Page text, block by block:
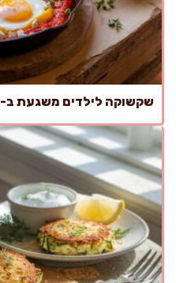
שקשוקה לילדים משגעת ב-20 דקות, בלי חריף בכלל